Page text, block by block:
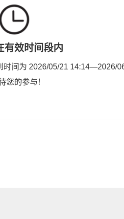
有效时间段内
时间为 2026/05/21 14:14—2026/
您的参与！